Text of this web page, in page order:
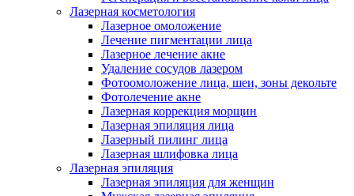
Лазерная косметология
Лазерное омоложение
Лечение пигментации лица
Лазерное лечение акне
Удаление сосудов лазером
Фотоомоложение лица, шеи, зоны декольте
Фотолечение акне
Лазерная коррекция морщин
Лазерная эпиляция лица
Лазерный пилинг лица
Лазерная шлифовка лица
Лазерная эпиляция
Лазерная эпиляция для женщин